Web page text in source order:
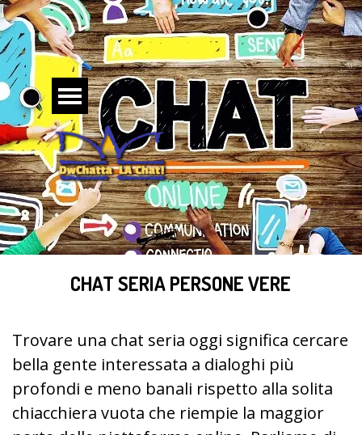
Vai ai contenuti
Salta menù
CHAT SERIA PERSONE VERE
Trovare una chat seria oggi significa cercare
bella gente interessata a dialoghi più
profondi e meno banali rispetto alla solita
chiacchiera vuota che riempie la maggior